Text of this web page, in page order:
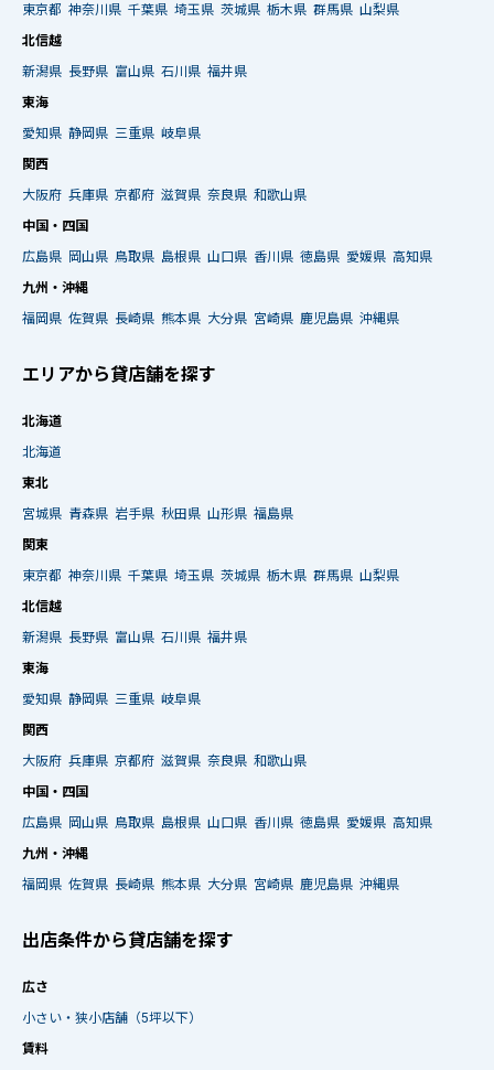
東京都 神奈川県 千葉県 埼玉県 茨城県 栃木県 群馬県 山梨県
北信越
新潟県 長野県 富山県 石川県 福井県
東海
愛知県 静岡県 三重県 岐阜県
関西
大阪府 兵庫県 京都府 滋賀県 奈良県 和歌山県
中国・四国
広島県 岡山県 鳥取県 島根県 山口県 香川県 徳島県 愛媛県 高知県
九州・沖縄
福岡県 佐賀県 長崎県 熊本県 大分県 宮崎県 鹿児島県 沖縄県
エリアから貸店舗を探す
北海道
北海道
東北
宮城県 青森県 岩手県 秋田県 山形県 福島県
関東
東京都 神奈川県 千葉県 埼玉県 茨城県 栃木県 群馬県 山梨県
北信越
新潟県 長野県 富山県 石川県 福井県
東海
愛知県 静岡県 三重県 岐阜県
関西
大阪府 兵庫県 京都府 滋賀県 奈良県 和歌山県
中国・四国
広島県 岡山県 鳥取県 島根県 山口県 香川県 徳島県 愛媛県 高知県
九州・沖縄
福岡県 佐賀県 長崎県 熊本県 大分県 宮崎県 鹿児島県 沖縄県
出店条件から貸店舗を探す
広さ
小さい・狭小店舗（5坪以下）
賃料